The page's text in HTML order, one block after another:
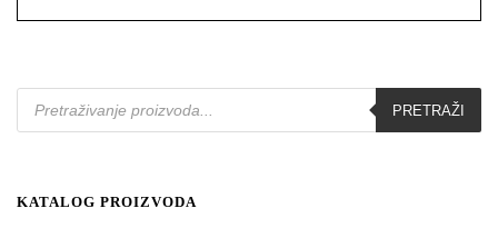
P
o
t
PRETRAŽI
KATALOG PROIZVODA